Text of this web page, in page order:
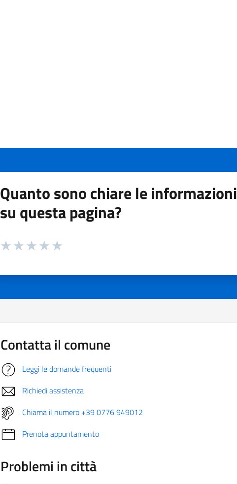
Quanto sono chiare le informazioni
su questa pagina?
Valuta da 1 a 5 stelle la pagina
Contatta il comune
Leggi le domande frequenti
Richiedi assistenza
Chiama il numero +39 0776 949012
Prenota appuntamento
Problemi in città